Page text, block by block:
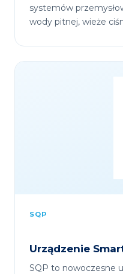
systemów
wody pitnej, wieże
SQP
Urządzenie
SQP to nowoczesne